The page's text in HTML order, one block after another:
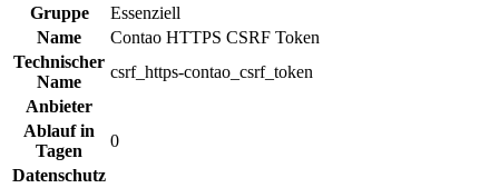
Gruppe
Essenziell
Name
Contao HTTPS CSRF Token
Technischer
Name
csrf_https-contao_csrf_token
Anbieter
Ablauf in
Tagen
0
Datenschutz